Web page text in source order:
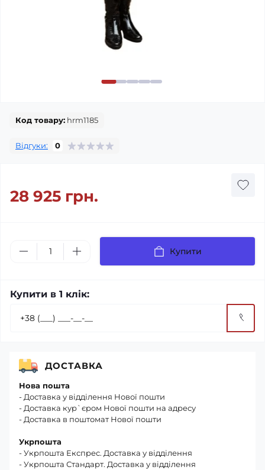
Код товару: hrm1185
Відгуки: 0
28 925 грн.
Купити
Купити в 1 клік:
ДОСТАВКА
Нова пошта
- Доставка у відділення Нової пошти
- Доставка кур`єром Нової пошти на адресу
- Доставка в поштомат Нової пошти
Укрпошта
- Укрпошта Експрес. Доставка у відділення
- Укрпошта Стандарт. Доставка у відділення